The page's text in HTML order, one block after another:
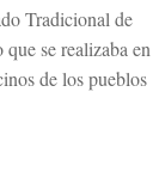
Tradicional de
se realizaba en
de los pueblos